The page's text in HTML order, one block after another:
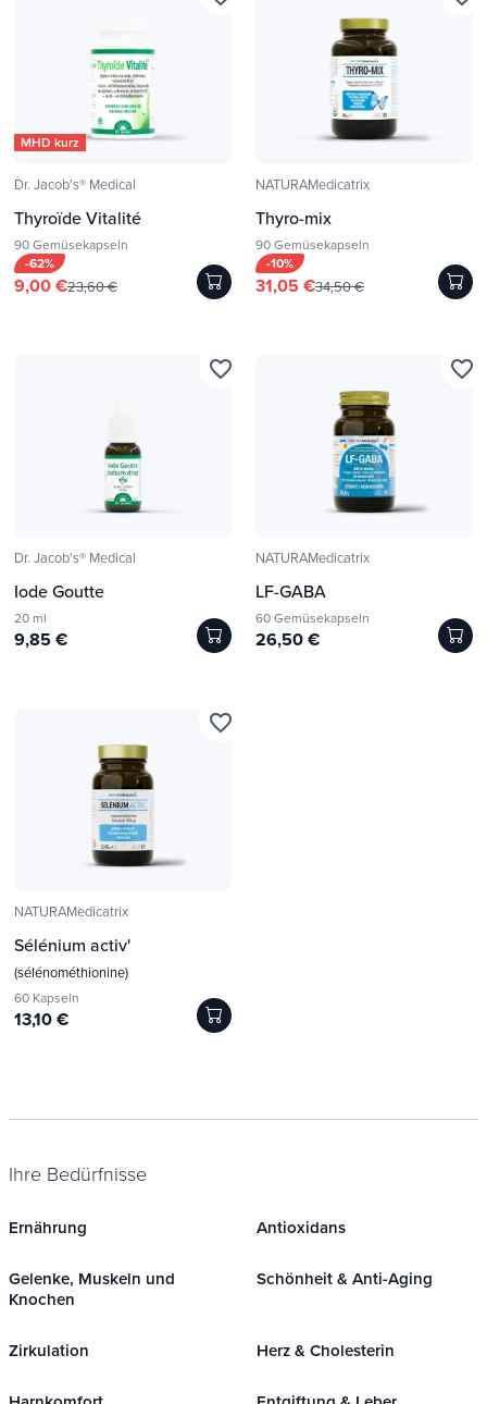
MHD kurz
Dr. Jacob's® Medical
Thyroïde Vitalité
90 Gemüsekapseln
-62%
9,00 €23,60 €
NATURAMedicatrix
Thyro-mix
90 Gemüsekapseln
-10%
31,05 €34,50 €
Dr. Jacob's® Medical
Iode Goutte
20 ml
9,85 €
favorite_border
NATURAMedicatrix
LF-GABA
60 Gemüsekapseln
26,50 €
favorite_border
NATURAMedicatrix
Sélénium activ'
(sélénométhionine)
60 Kapseln
13,10 €
favorite_border
Ihre Bedürfnisse
Ernährung Antioxidans
Gelenke, Muskeln und
Knochen
Schönheit & Anti-Aging
Zirkulation Herz & Cholesterin